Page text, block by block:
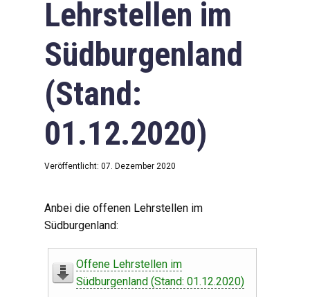
Lehrstellen im
Südburgenland
(Stand:
01.12.2020)
Veröffentlicht: 07. Dezember 2020
Anbei die offenen Lehrstellen im
Südburgenland:
Offene Lehrstellen im
Südburgenland (Stand: 01.12.2020)